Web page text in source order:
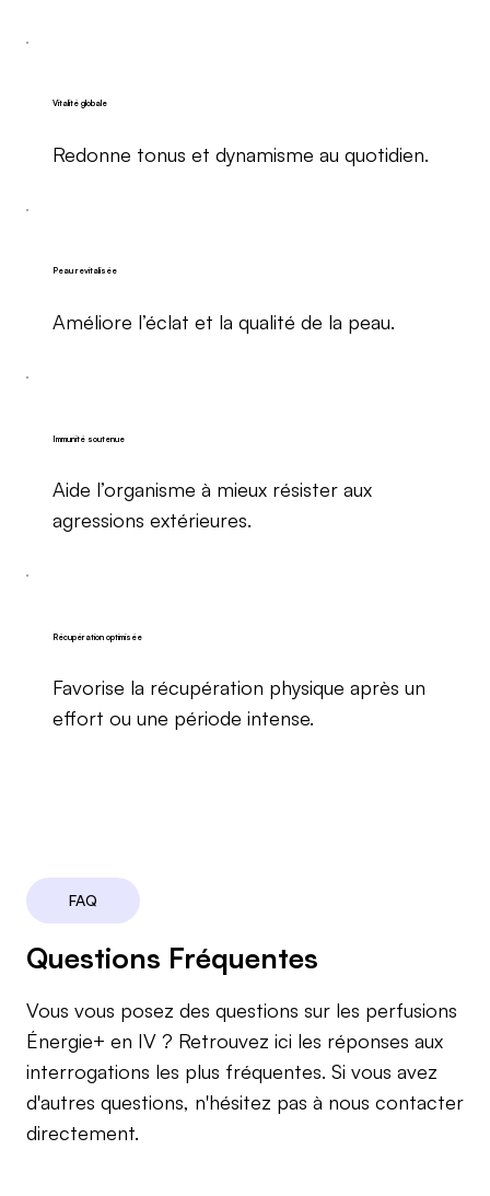
Vitalité globale
Redonne tonus et dynamisme au quotidien.
Peau revitalisée
Améliore l’éclat et la qualité de la peau.
Immunité soutenue
Aide l’organisme à mieux résister aux
agressions extérieures.
Récupération optimisée
Favorise la récupération physique après un
effort ou une période intense.
FAQ
Questions Fréquentes
Vous vous posez des questions sur les perfusions
Énergie+ en IV ? Retrouvez ici les réponses aux
interrogations les plus fréquentes. Si vous avez
d'autres questions, n'hésitez pas à nous contacter
directement.